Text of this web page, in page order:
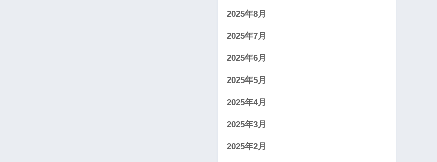
2025年8月
2025年7月
2025年6月
2025年5月
2025年4月
2025年3月
2025年2月